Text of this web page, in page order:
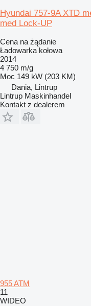
Hyundai 757-9A XTD
med Lock-UP
Cena na żądanie
Ładowarka kołowa
2014
4 750 m/g
Moc 149 kW (203 KM)
Dania, Lintrup
Lintrup Maskinhandel
Kontakt z dealerem
955 ATM
11
WIDEO